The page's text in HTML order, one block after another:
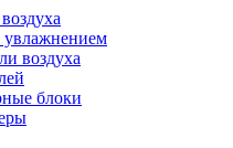
увлажнением
воздуха
блоки